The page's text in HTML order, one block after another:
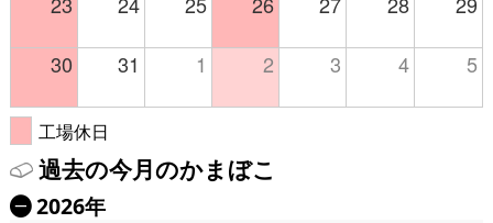
30 31 1 2 3 4 5
工場休日
過去の今月のかまぼこ
Ä 2026年